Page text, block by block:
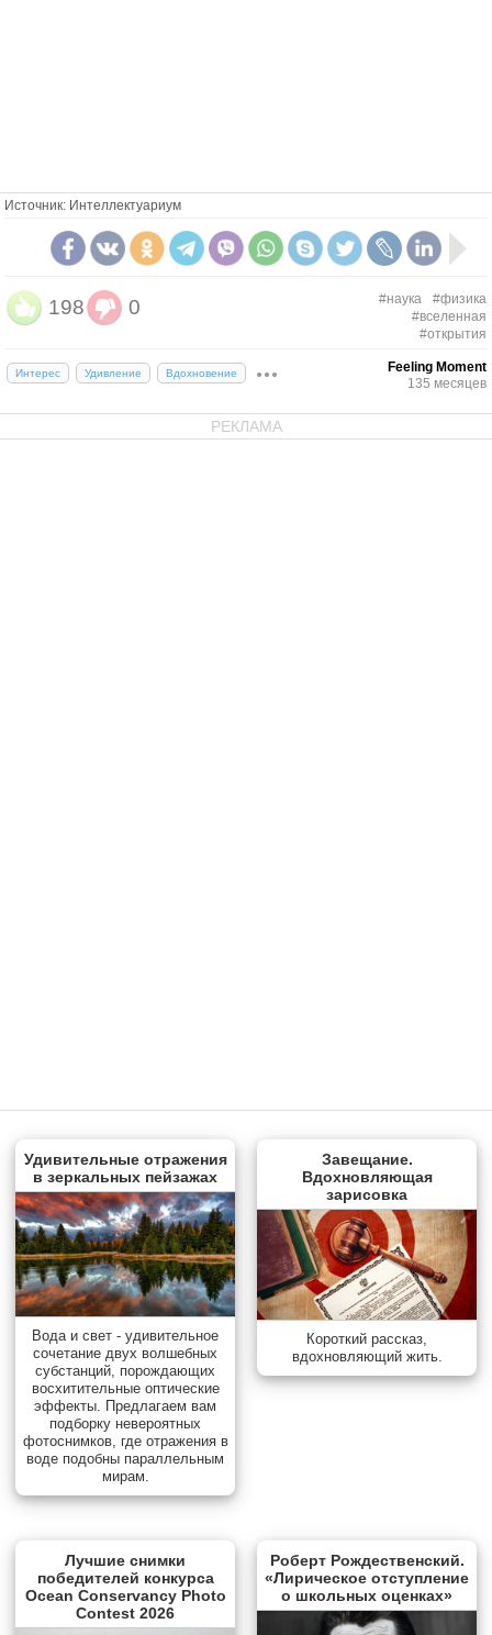
Источник: Интеллектуариум
198 0 #наука
#физика
#вселенная
#открытия
Интерес Удивление Вдохновение
Feeling Moment
135 месяцев
РЕКЛАМА
Удивительные отражения
в зеркальных пейзажах
Вода и свет - удивительное
сочетание двух волшебных
субстанций, порождающих
восхитительные оптические
эффекты. Предлагаем вам
подборку невероятных
фотоснимков, где отражения в
воде подобны параллельным
мирам.
Завещание.
Вдохновляющая
зарисовка
Короткий рассказ,
вдохновляющий жить.
Лучшие снимки
победителей конкурса
Ocean Conservancy Photo
Contest 2026
Роберт Рождественский.
«Лирическое отступление
о школьных оценках»